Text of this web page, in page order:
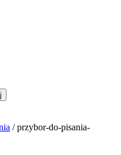
/ przybor-do-pisania-